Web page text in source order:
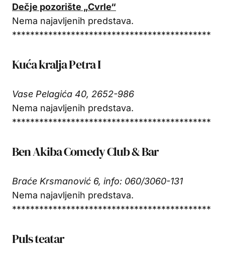
Dečje pozorište „Cvrle“
Nema najavljenih predstava.
********************************************
Kuća kralja Petra I
Vase Pelagića 40, 2652-986
Nema najavljenih predstava.
********************************************
Ben Akiba Comedy Club & Bar
Braće Krsmanović 6, info: 060/3060-131
Nema najavljenih predstava.
********************************************
Puls teatar